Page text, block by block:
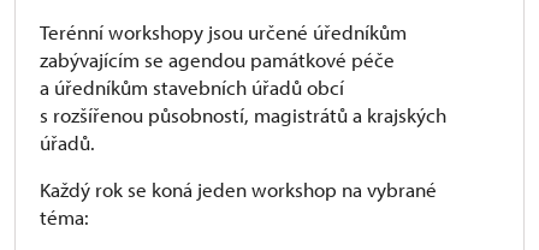
Terénní workshopy jsou určené úředníkům
zabývajícím se agendou památkové péče
a úředníkům stavebních úřadů obcí
s rozšířenou působností, magistrátů a krajských
úřadů.
Každý rok se koná jeden workshop na vybrané
téma: